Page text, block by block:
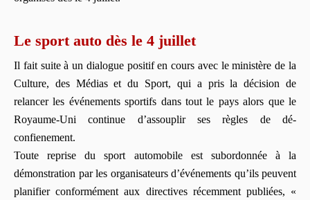
Le sport auto dès le 4 juillet
Il fait suite à un dialogue positif en cours avec le ministère de la
Culture, des Médias et du Sport, qui a pris la décision de
relancer les événements sportifs dans tout le pays alors que le
Royaume-Uni continue d’assouplir ses règles de dé-
confienement.
Toute reprise du sport automobile est subordonnée à la
démonstration par les organisateurs d’événements qu’ils peuvent
planifier conformément aux directives récemment publiées, «